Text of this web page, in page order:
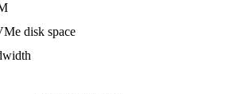
disk space